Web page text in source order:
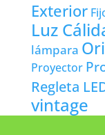
Exterior
Luz
lámpara
Proyector
Regleta
vintage